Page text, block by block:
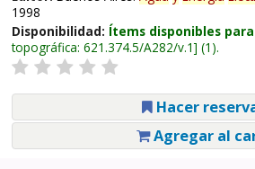
1998
Disponibilidad: Ítems disponibles
topográfica: 621.374.5/A282/v.1 (1).
Hacer
Agregar al